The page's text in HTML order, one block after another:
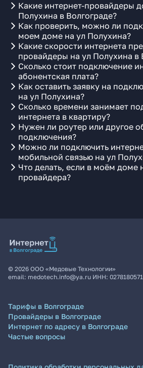
Какие интернет-провайдеры
Полухина в Волгограде?
Как проверить, можно ли
моем доме на ул Полухина?
Какие скорости интернета
провайдеры на ул Полухина в
Сколько стоит подключение
абонентская плата?
Как оставить заявку на
на ул Полухина?
Сколько времени занимает
интернета в квартиру?
Нужен ли роутер или другое
подключения?
Можно ли подключить
мобильной связью на ул
Что делать, если в моём доме
провайдера?
© 2026 ООО «Медовые Технологии»
email: medotech.info@ya.ru ИНН: 0278180571
Тарифы в Волгограде
Провайдеры в Волгограде
Интернет по адресу в Волгограде
Частые вопросы